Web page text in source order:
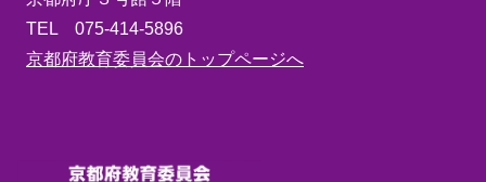
TEL 075-414-5896
京都府教育委員会のトップページへ